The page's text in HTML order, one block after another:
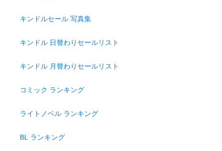
キンドルセール 写真集
キンドル 日替わりセールリスト
キンドル 月替わりセールリスト
コミック ランキング
ライトノベル ランキング
BL ランキング